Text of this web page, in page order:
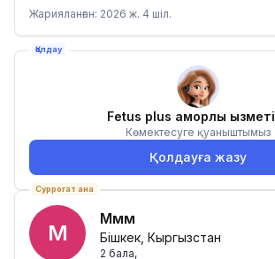
Жарияланған: 2026 ж. 4 шіл.
Қолдау
Fetus plus қамқорлық қызметі
Көмектесуге қуаныштымыз
Қолдауға жазу
Суррогат ана
М
Ммм
Бішкек, Кыргызстан
2 бала,